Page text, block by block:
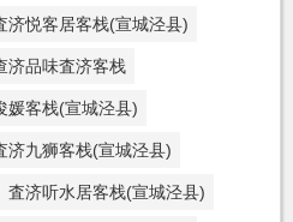
济悦客居客栈(宣城泾县)
济品味査济客栈
媛客栈(宣城泾县)
济九狮客栈(宣城泾县)
査济听水居客栈(宣城泾县)